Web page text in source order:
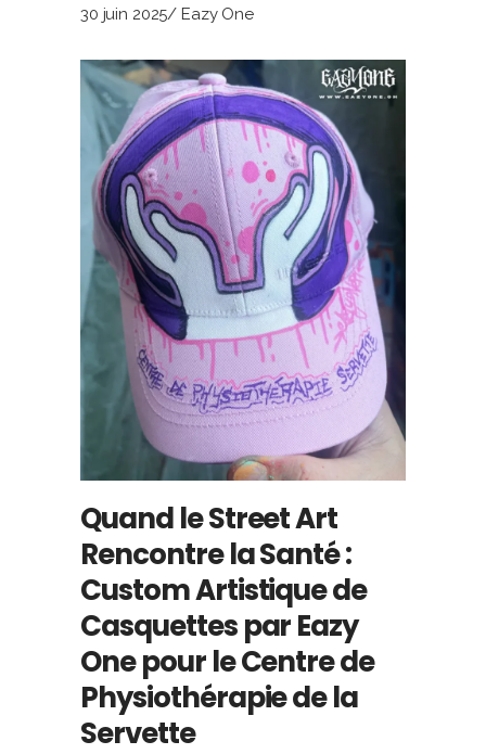
30 juin 2025 Eazy One
Quand le Street Art
Rencontre la Santé :
Custom Artistique de
Casquettes par Eazy
One pour le Centre de
Physiothérapie de la
Servette